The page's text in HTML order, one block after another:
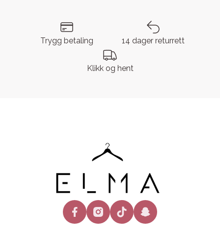
Trygg betaling 14 dager returrett
Klikk og hent
facebookinstagramtiktok snapchat